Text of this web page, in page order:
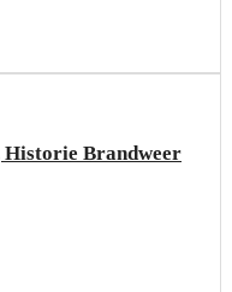
Historie Brandweer